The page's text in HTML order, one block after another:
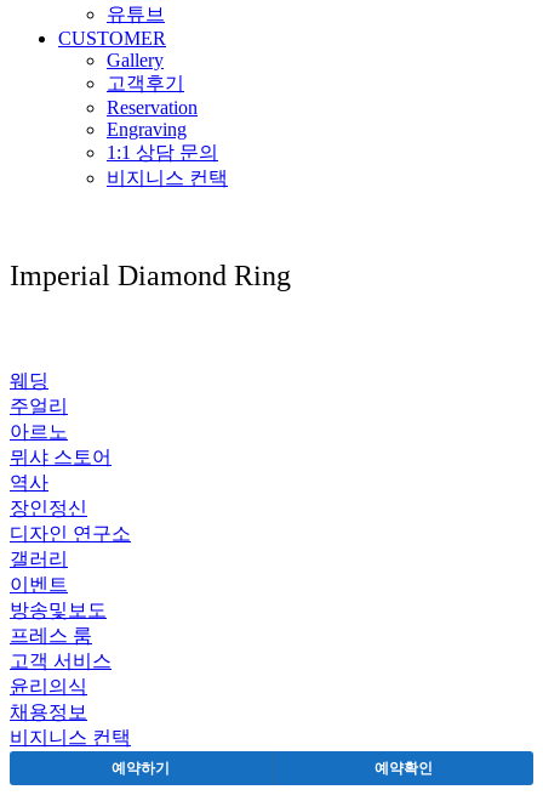
유튜브
CUSTOMER
Gallery
고객후기
Reservation
Engraving
1:1 상담 문의
비지니스 컨택
Imperial Diamond Ring
웨딩
주얼리
아르노
뮈샤 스토어
역사
장인정신
디자인 연구소
갤러리
이벤트
방송및보도
프레스 룸
고객 서비스
윤리의식
채용정보
비지니스 컨택
예약하기 예약확인